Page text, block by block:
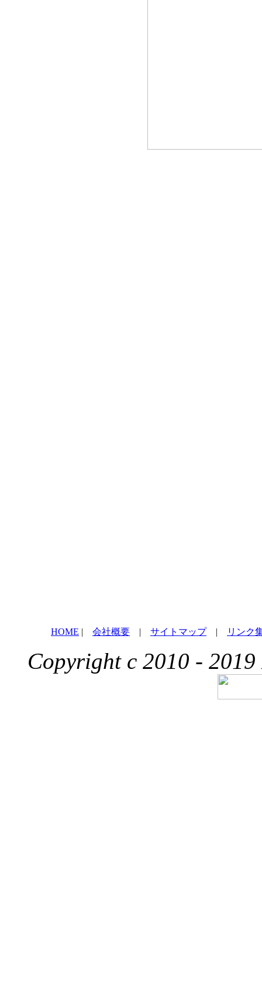
HOME | 会社概要 | サイトマップ| リンク
Copyright c 2010 - 2019